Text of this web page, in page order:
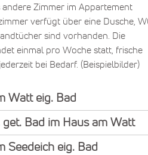
andere Zimmer im Appartement
verfügt über eine Dusche,
sind vorhanden. Die
einmal pro Woche statt, frische
bei Bedarf. (Beispielbilder)
Watt eig. Bad
Bad im Haus am Watt
Seedeich eig. Bad